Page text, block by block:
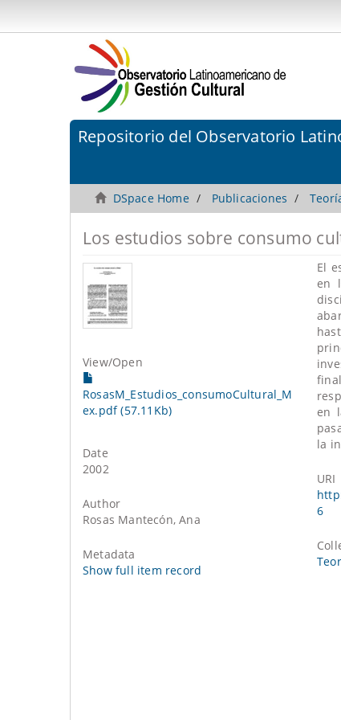
Repositorio del Observatorio
DSpace Home Publicaciones
Los estudios sobre consumo
View/Open
RosasM_Estudios_consumoCultural_M
ex.pdf (57.11Kb)
Date
2002
Author
Rosas Mantecón, Ana
Metadata
Show full item record
El
en
en
la
URI
6